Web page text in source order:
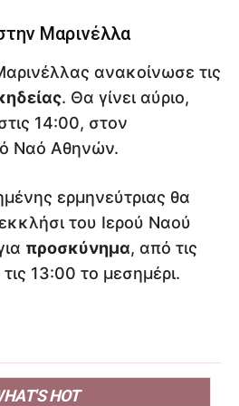
Μαρινέλλα
ανακοίνωσε τις
. Θα γίνει αύριο,
14:00, στον
Ναό Αθηνών.
ερμηνεύτριας θα
του Ιερού Ναού
προσκύνημα, από τις
13:00 το μεσημέρι.
HOT